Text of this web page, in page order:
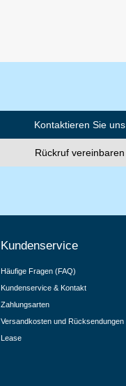
Kontaktieren Sie uns
Rückruf vereinbaren
Kundenservice
Häufige Fragen (FAQ)
Kundenservice & Kontakt
Zahlungsarten
Versandkosten und Rücksendungen
Lease